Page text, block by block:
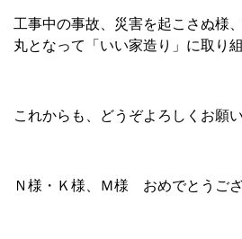
工事中の事故、災害を起こさぬ様
丸となって「いい家造り」に取り
これからも、どうぞよろしくお願
Ｎ様・Ｋ様、Ｍ様 おめでとうござ